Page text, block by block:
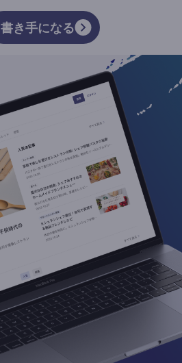
書き手になる